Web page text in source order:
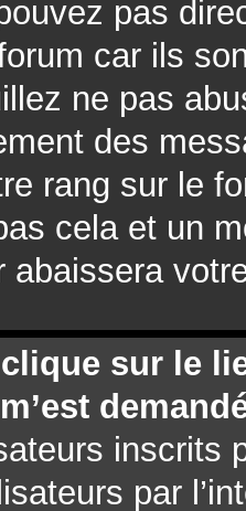
pas
car ils
ne pas
des
rang sur le
cela et un
abaissera
sur le
inscrits
par